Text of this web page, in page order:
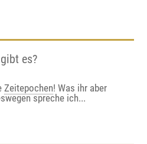
es?
Zeitepochen! Was ihr aber
spreche ich...